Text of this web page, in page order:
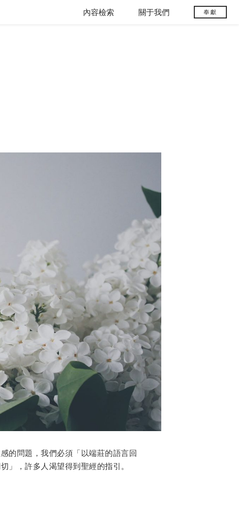
內容檢索 關于我們 奉獻
的問題，我們必須「以端莊的語言回
」，許多人渴望得到聖經的指引。